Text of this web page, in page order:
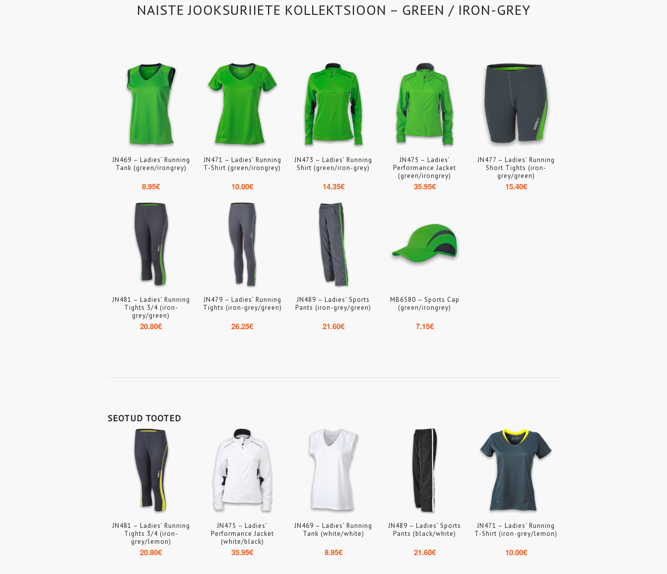
NAISTE JOOKSURIIETE KOLLEKTSIOON – GREEN / IRON-GREY
JN469 – Ladies’ Running
Tank (green/irongrey)
8.95€
JN471 – Ladies’ Running
T-Shirt (green/irongrey)
10.00€
JN473 – Ladies’ Running
Shirt (green/iron-grey)
14.35€
JN475 – Ladies’
Performance Jacket
(green/irongrey)
35.95€
JN477 – Ladies’ Running
Short Tights (iron-
grey/green)
15.40€
JN481 – Ladies’ Running
Tights 3/4 (iron-
grey/green)
20.80€
JN479 – Ladies’ Running
Tights (iron-grey/green)
26.25€
JN489 – Ladies’ Sports
Pants (iron-grey/green)
21.60€
MB6580 – Sports Cap
(green/irongrey)
7.15€
SEOTUD TOOTED
JN481 – Ladies’ Running
Tights 3/4 (iron-
grey/lemon)
20.80€
JN475 – Ladies’
Performance Jacket
(white/black)
35.95€
JN469 – Ladies’ Running
Tank (white/white)
8.95€
JN489 – Ladies’ Sports
Pants (black/white)
21.60€
JN471 – Ladies’ Running
T-Shirt (iron-grey/lemon)
10.00€